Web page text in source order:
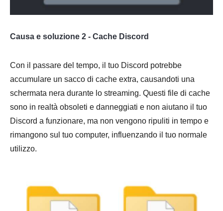
Causa e soluzione 2 - Cache Discord
Con il passare del tempo, il tuo Discord potrebbe
accumulare un sacco di cache extra, causandoti una
schermata nera durante lo streaming. Questi file di cache
sono in realtà obsoleti e danneggiati e non aiutano il tuo
Discord a funzionare, ma non vengono ripuliti in tempo e
rimangono sul tuo computer, influenzando il tuo normale
utilizzo.